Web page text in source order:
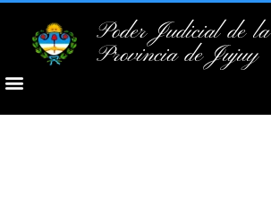
Poder Judicial de la
Provincia de Jujuy